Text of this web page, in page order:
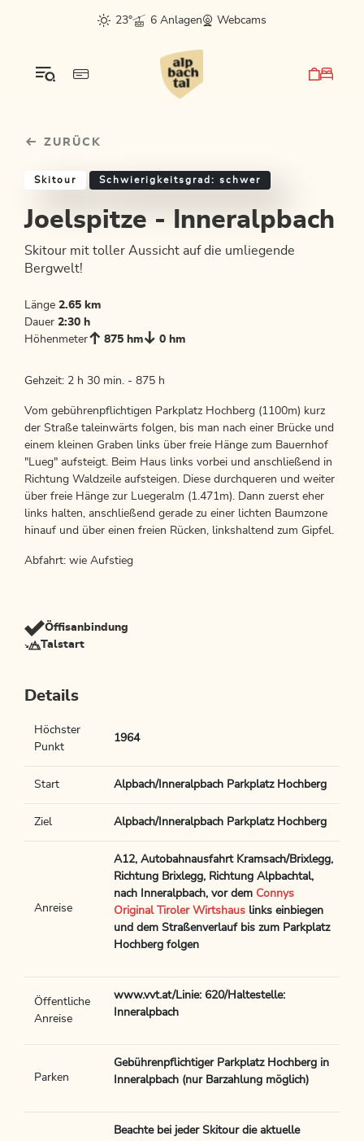
sr.skip-to.main-content
sr.skip-to.table-of-contents
sr.skip-to.main-navigation
23°
6 Anlagen Webcams
ZURÜCK
Skitour Schwierigkeitsgrad: schwer
Joelspitze - Inneralpbach
Skitour mit toller Aussicht auf die umliegende
Bergwelt!
Länge 2.65 km
Dauer 2:30 h
Höhenmeter
875 hm 0 hm
Gehzeit: 2 h 30 min. - 875 h
Vom gebührenpflichtigen Parkplatz Hochberg (1100m) kurz
der Straße taleinwärts folgen, bis man nach einer Brücke und
einem kleinen Graben links über freie Hänge zum Bauernhof
"Lueg" aufsteigt. Beim Haus links vorbei und anschließend in
Richtung Waldzeile aufsteigen. Diese durchqueren und weiter
über freie Hänge zur Luegeralm (1.471m). Dann zuerst eher
links halten, anschließend gerade zu einer lichten Baumzone
hinauf und über einen freien Rücken, linkshaltend zum Gipfel.
Abfahrt: wie Aufstieg
Öffisanbindung
Talstart
Details
Höchster
Punkt
1964
Start Alpbach/Inneralpbach Parkplatz Hochberg
Ziel Alpbach/Inneralpbach Parkplatz Hochberg
Anreise
A12, Autobahnausfahrt Kramsach/Brixlegg,
Richtung Brixlegg, Richtung Alpbachtal,
nach Inneralpbach, vor dem Connys
Original Tiroler Wirtshaus links einbiegen
und dem Straßenverlauf bis zum Parkplatz
Hochberg folgen
Öffentliche
Anreise
www.vvt.at/Linie: 620/Haltestelle:
Inneralpbach
Parken
Gebührenpflichtiger Parkplatz Hochberg in
Inneralpbach (nur Barzahlung möglich)
Beachte bei jeder Skitour die aktuelle